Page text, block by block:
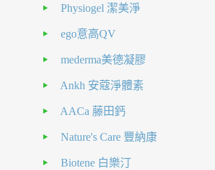
Physiogel 潔美淨
ego意高QV
mederma美德凝膠
Ankh 安蔻淨體素
AACa 藤田鈣
Nature's Care 豐納康
Biotene 白樂汀